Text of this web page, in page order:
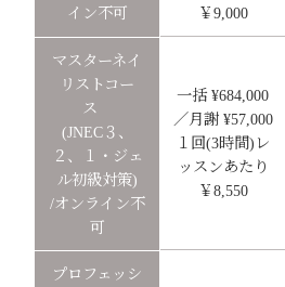
イン不可
￥9,000
マスターネイ
リストコー
ス
(JNEC３、
２、１・ジェ
ル初級対策)
/オンライン不
可
一括 ¥684,000
／月謝 ¥57,000
１回(3時間)レ
ッスンあたり
￥8,550
プロフェッシ